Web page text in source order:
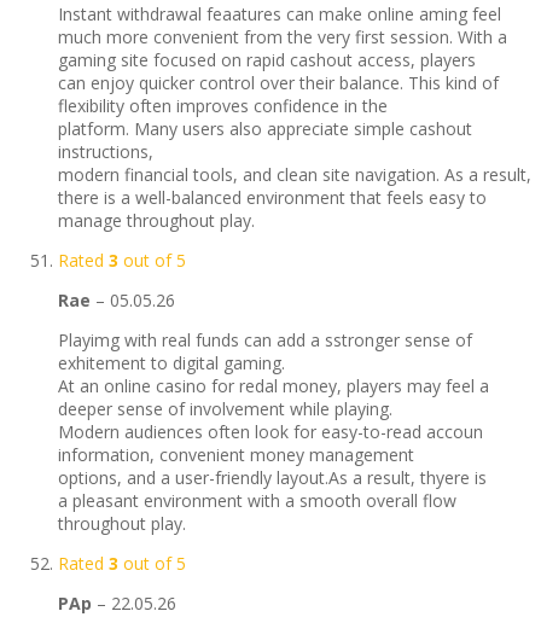
Instant withdrawal feaatures can make online aming feel
much more convenient from the very first session. With a
gaming site focused on rapid cashout access, players
can enjoy quicker control over their balance. This kind of
flexibility often improves confidence in the
platform. Many users also appreciate simple cashout
instructions,
modern financial tools, and clean site navigation. As a result,
there is a well-balanced environment that feels easy to
manage throughout play.
Rated 3 out of 5
Rae – 05.05.26
Playimg with real funds can add a sstronger sense of
exhitement to digital gaming.
At an online casino for redal money, players may feel a
deeper sense of involvement while playing.
Modern audiences often look for easy-to-read accoun
information, convenient money management
options, and a user-friendly layout.As a result, thyere is
a pleasant environment with a smooth overall flow
throughout play.
Rated 3 out of 5
PAp – 22.05.26